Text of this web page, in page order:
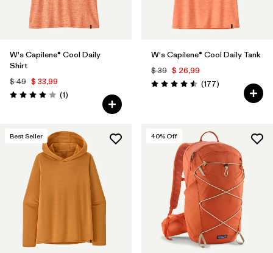
W's Capilene® Cool Daily
Shirt
$ 49 $ 33,99
Valoración: 4.0 / 5
(1Comentarios
)
W's Capilene® Cool Daily Tank
$ 39 $ 26,99
Valoración: 4.5 / 5
(177Comentarios
)
Best Seller 40% Off